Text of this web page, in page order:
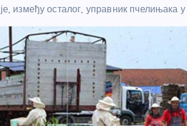
између осталог, управник пчелињака